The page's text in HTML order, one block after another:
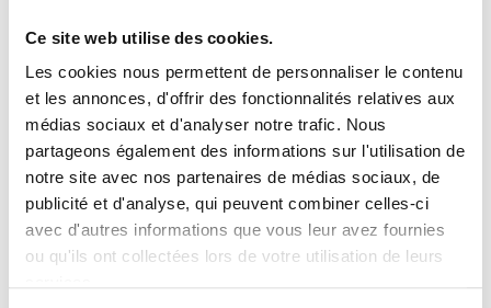
Ce site web utilise des cookies.
Les cookies nous permettent de personnaliser le contenu
et les annonces, d'offrir des fonctionnalités relatives aux
médias sociaux et d'analyser notre trafic. Nous
partageons également des informations sur l'utilisation de
notre site avec nos partenaires de médias sociaux, de
publicité et d'analyse, qui peuvent combiner celles-ci
avec d'autres informations que vous leur avez fournies
ou qu'ils ont collectées lors de votre utilisation de leurs